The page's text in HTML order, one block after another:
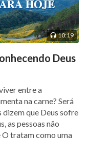
10:19
Deus
entre a
na carne? Será
dizem que Deus sofre
as pessoas não
O tratam como uma